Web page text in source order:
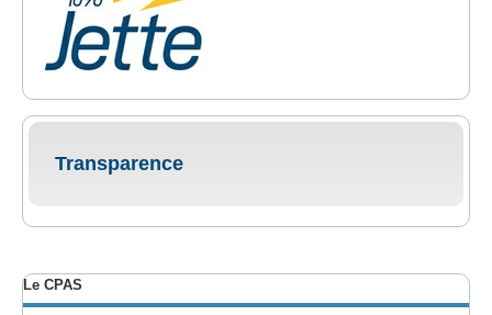
Transparence
Le CPAS